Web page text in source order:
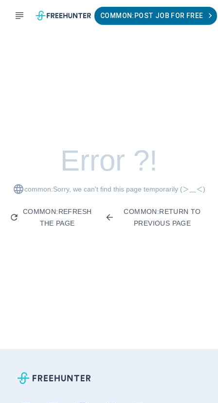
COMMON:POST JOB FOR FREE
Error ?!
common:Sorry, we can't find this page temporarily (＞﹏＜)
COMMON:REFRESH
THE PAGE
COMMON:RETURN TO
PREVIOUS PAGE